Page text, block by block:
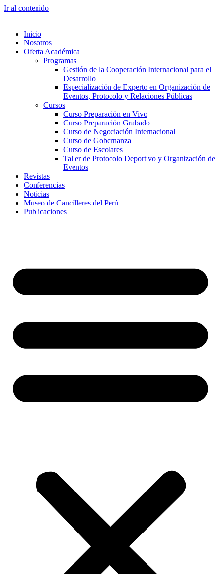
Ir al contenido
Inicio
Nosotros
Oferta Académica
Programas
Gestión de la Cooperación Internacional para el
Desarrollo
Especialización de Experto en Organización de
Eventos, Protocolo y Relaciones Públicas
Cursos
Curso Preparación en Vivo
Curso Preparación Grabado
Curso de Negociación Internacional
Curso de Gobernanza
Curso de Escolares
Taller de Protocolo Deportivo y Organización de
Eventos
Revistas
Conferencias
Noticias
Museo de Cancilleres del Perú
Publicaciones